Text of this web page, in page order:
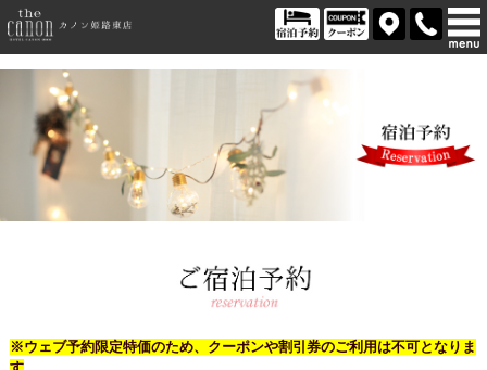
※ウェブ予約限定特価のため、クーポンや割引券のご利用は不可となりま